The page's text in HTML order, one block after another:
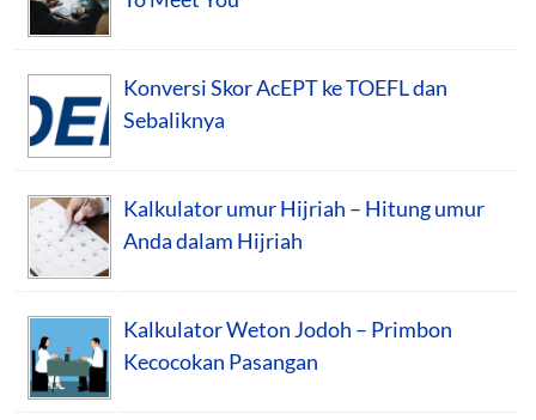
Konversi Skor AcEPT ke TOEFL dan
Sebaliknya
Kalkulator umur Hijriah – Hitung umur
Anda dalam Hijriah
Kalkulator Weton Jodoh – Primbon
Kecocokan Pasangan